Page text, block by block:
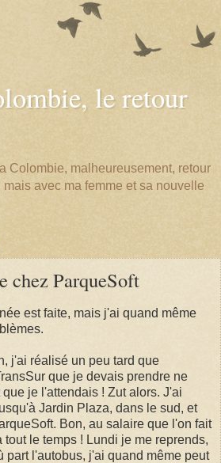
le retour
Colombie, malheureusement, retour
avec ma femme et sa nouvelle
chez ParqueSoft
est faite, mais j'ai quand même
j'ai réalisé un peu tard que
que je devais prendre ne
je l'attendais ! Zut alors. J'ai
Jardin Plaza, dans le sud, et
Bon, au salaire que l'on fait
tout le temps ! Lundi je me reprends,
part l'autobus, j'ai quand même peut